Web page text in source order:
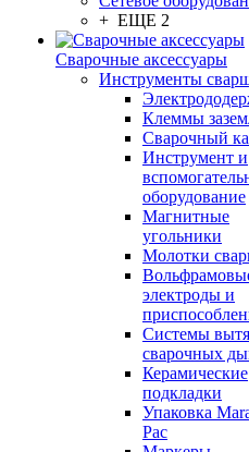
+ ЕЩЕ 2
Сварочные аксессуары
Инструменты
Клеммы
Сварочный
Инструмент и
оборудование
Магнитные
угольники
Молотки
электроды и
Системы
сварочных
Керамические
подкладки
Упаковка
Pac